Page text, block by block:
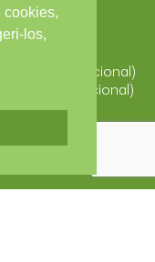
cookies,
los,
184
a rede fixa nacional)
a rede fixa nacional)